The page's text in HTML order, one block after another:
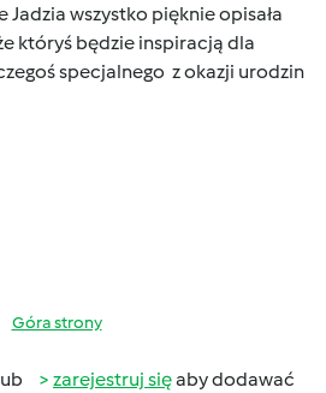
Jadzia wszystko pięknie opisała
któryś będzie inspiracją dla
specjalnego z okazji urodzin
Góra strony
zarejestruj sięaby dodawać